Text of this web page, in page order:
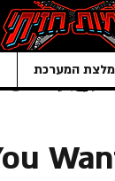
המערכת